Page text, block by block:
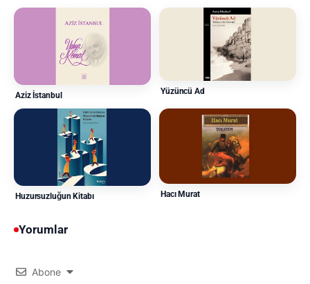
Aziz İstanbul Yüzüncü Ad
Huzursuzluğun Kitabı Hacı Murat
Yorumlar
Abone